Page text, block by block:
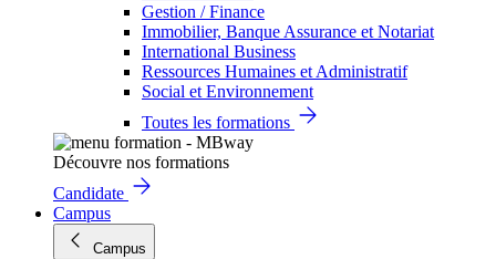
Gestion / Finance
Immobilier, Banque Assurance et Notariat
International Business
Ressources Humaines et Administratif
Social et Environnement
Toutes les formations
Découvre nos formations
Candidate
Campus
Campus